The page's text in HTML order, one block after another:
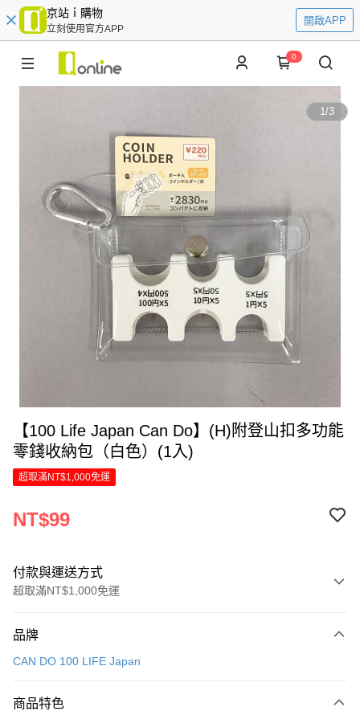
京站ｉ購物
立刻使用官方APP
開啟APP
0
1/3
【100 Life Japan Can Do】(H)附登山扣多功能
零錢收納包（白色）(1入)
超取滿NT$1,000免運
NT$99
付款與運送方式
超取滿NT$1,000免運
信用卡一次付款
Apple Pay
品牌
CAN DO 100 LIFE Japan
商品特色